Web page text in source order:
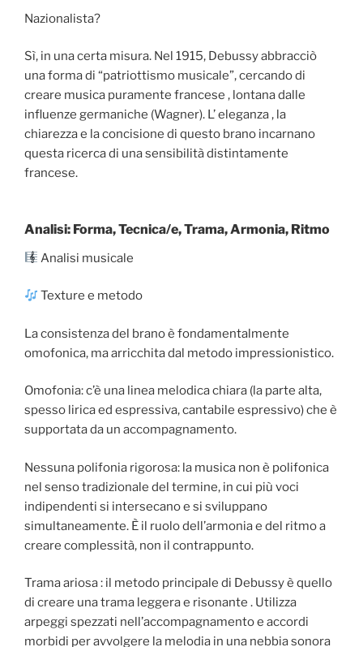
Nazionalista?
Sì, in una certa misura. Nel 1915, Debussy abbracciò
una forma di “patriottismo musicale”, cercando di
creare musica puramente francese , lontana dalle
influenze germaniche (Wagner). L’ eleganza , la
chiarezza e la concisione di questo brano incarnano
questa ricerca di una sensibilità distintamente
francese.
Analisi: Forma, Tecnica/e, Trama, Armonia, Ritmo
Analisi musicale
Texture e metodo
La consistenza del brano è fondamentalmente
omofonica, ma arricchita dal metodo impressionistico.
Omofonia: c’è una linea melodica chiara (la parte alta,
spesso lirica ed espressiva, cantabile espressivo) che è
supportata da un accompagnamento.
Nessuna polifonia rigorosa: la musica non è polifonica
nel senso tradizionale del termine, in cui più voci
indipendenti si intersecano e si sviluppano
simultaneamente. È il ruolo dell’armonia e del ritmo a
creare complessità, non il contrappunto.
Trama ariosa : il metodo principale di Debussy è quello
di creare una trama leggera e risonante . Utilizza
arpeggi spezzati nell’accompagnamento e accordi
morbidi per avvolgere la melodia in una nebbia sonora